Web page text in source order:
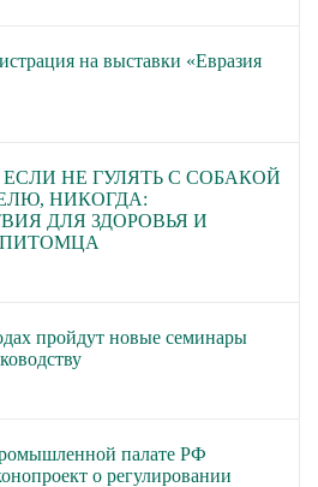
на выставки «Евразия
ЕСЛИ НЕ ГУЛЯТЬ С СОБАКОЙ
НИКОГДА:
ДЛЯ ЗДОРОВЬЯ И
пройдут новые семинары
палате РФ
о регулировании